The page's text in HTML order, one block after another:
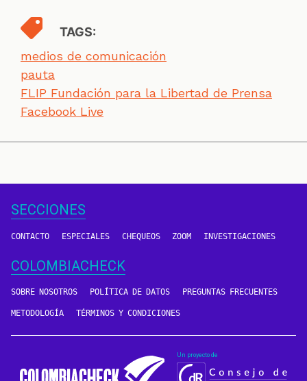
TAGS:
medios de comunicación
pauta
FLIP Fundación para la Libertad de Prensa
Facebook Live
SECCIONES
CONTACTO ESPECIALES CHEQUEOS ZOOM INVESTIGACIONES
COLOMBIACHECK
SOBRE NOSOTROS POLÍTICA DE DATOS PREGUNTAS FRECUENTES
METODOLOGÍA TÉRMINOS Y CONDICIONES
Un proyecto de